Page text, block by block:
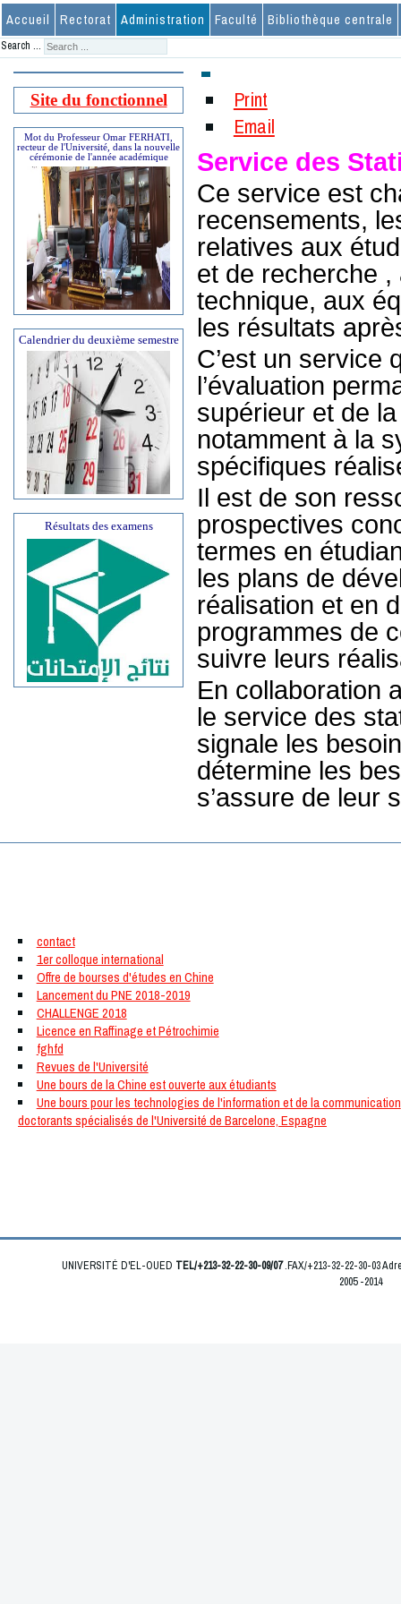
Accueil Rectorat Administration Faculté Bibliothèque centrale
Search ...
Site du fonctionnel
Mot du Professeur Omar FERHATI,
recteur de l'Université, dans la nouvelle
cérémonie de l'année académique
Calendrier du deuxième semestre
Résultats des examens
Print
Email
Service des
Ce service est
recensements,
relatives aux
et de recherche ,
technique, aux
les résultats
C’est un service
l’évaluation
supérieur et de
notamment à la
spécifiques
Il est de son
prospectives
termes en
les plans de
réalisation et en
programmes de
suivre leurs
En collaboration
le service des
signale les
détermine les
s’assure de leur
contact
1er colloque international
Offre de bourses d'études en Chine
Lancement du PNE 2018-2019
CHALLENGE 2018
Licence en Raffinage et Pétrochimie
fghfd
Revues de l'Université
Une bours de la Chine est ouverte aux étudiants
Une bours pour les technologies de l'information et de la communication
doctorants spécialisés de l'Université de Barcelone, Espagne
UNIVERSITÉ D'EL-OUED TEL/+213-32-22-30-09/07.FAX/+213-32-22-30-03
2005 -2014